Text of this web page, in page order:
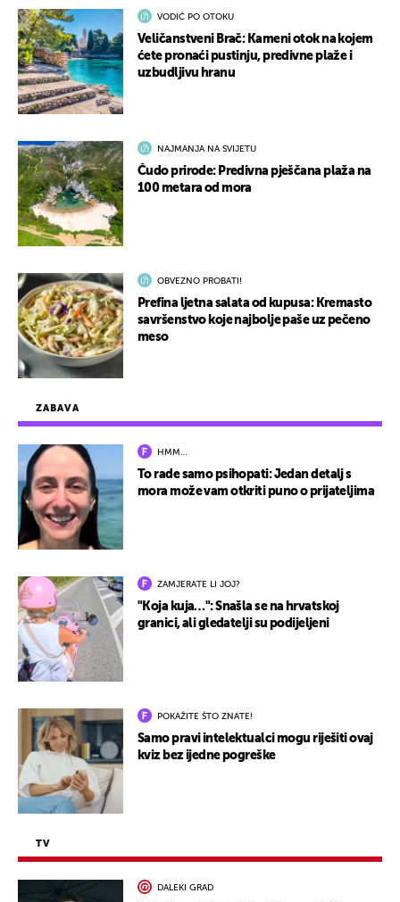
ZABAVA
HMM…
To rade samo psihopati: Jedan detalj s
mora može vam otkriti puno o prijateljima
ZAMJERATE LI JOJ?
"Koja kuja…": Snašla se na hrvatskoj
granici, ali gledatelji su podijeljeni
POKAŽITE ŠTO ZNATE!
Samo pravi intelektualci mogu riješiti ovaj
kviz bez ijedne pogreške
TV
DALEKI GRAD
VODIČ PO OTOKU
Veličanstveni Brač: Kameni otok na kojem
ćete pronaći pustinju, predivne plaže i
uzbudljivu hranu
NAJMANJA NA SVIJETU
Čudo prirode: Predivna pješčana plaža na
100 metara od mora
OBVEZNO PROBATI!
Prefina ljetna salata od kupusa: Kremasto
savršenstvo koje najbolje paše uz pečeno
meso